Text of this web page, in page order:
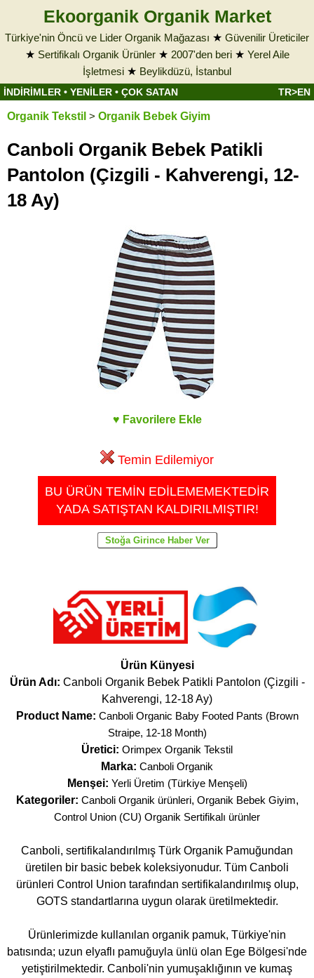
Ekoorganik Organik Market
Türkiye'nin Öncü ve Lider Organik Mağazası ★ Güvenilir Üreticiler
★ Sertifikalı Organik Ürünler★ 2007'den beri★ Yerel Aile
İşletmesi ★ Beylikdüzü, İstanbul
İNDİRİMLER • YENİLER • ÇOK SATAN TR>EN
Organik Tekstil > Organik Bebek Giyim
Canboli Organik Bebek Patikli
Pantolon (Çizgili - Kahverengi, 12-
18 Ay)
♥ Favorilere Ekle
Temin Edilemiyor
BU ÜRÜN TEMİN EDİLEMEMEKTEDİR
YADA SATIŞTAN KALDIRILMIŞTIR!
Ürün Künyesi
Ürün Adı: Canboli Organik Bebek Patikli Pantolon (Çizgili -
Kahverengi, 12-18 Ay)
Product Name: Canboli Organic Baby Footed Pants (Brown
Straipe, 12-18 Month)
Üretici: Orimpex Organik Tekstil
Marka: Canboli Organik
Menşei: Yerli Üretim (Türkiye Menşeli)
Kategoriler: Canboli Organik ürünleri, Organik Bebek Giyim,
Control Union (CU) Organik Sertifikalı ürünler
Canboli, sertifikalandırılmış Türk Organik Pamuğundan
üretilen bir basic bebek koleksiyonudur. Tüm Canboli
ürünleri Control Union tarafından sertifikalandırılmış olup,
GOTS standartlarına uygun olarak üretilmektedir.
Ürünlerimizde kullanılan organik pamuk, Türkiye'nin
batısında; uzun elyaflı pamuğuyla ünlü olan Ege Bölgesi'nde
yetiştirilmektedir. Canboli'nin yumuşaklığının ve kumaş